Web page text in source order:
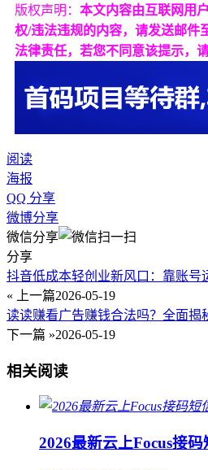
版权声明： 本文内容由互联网用
权/违法违规的内容，请发送邮件
法律责任，若您不同意该提示，
阅读
海报
QQ 分享
微博分享
微信分享
分享
抖音低成本轻创业新风口：靠账号
« 上一篇2026-05-19
读读赚看广告赚钱合法吗？全面揭
下一篇 »2026-05-19
相关阅读
2026最新云上Focus接